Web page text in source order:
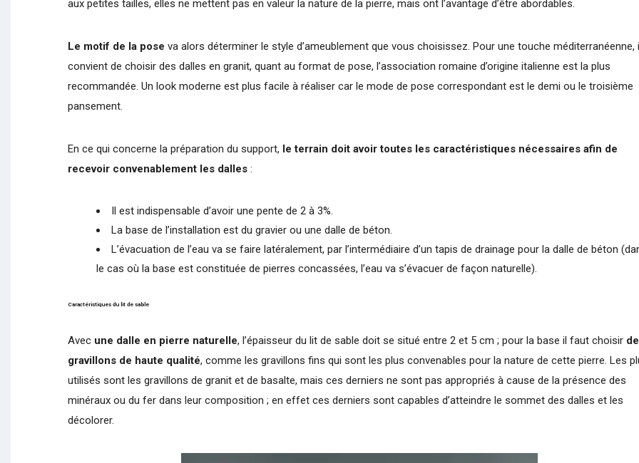
aux petites tailles, elles ne mettent pas en valeur la nature de la pierre, mais ont l’avantage d’être abordables.
Le motif de la pose va alors déterminer le style d’ameublement que vous choisissez. Pour une touche méditerranéenne,
convient de choisir des dalles en granit, quant au format de pose, l’association romaine d’origine italienne est la plus
recommandée. Un look moderne est plus facile à réaliser car le mode de pose correspondant est le demi ou le troisième
pansement.
En ce qui concerne la préparation du support, le terrain doit avoir toutes les caractéristiques nécessaires afin de
recevoir convenablement les dalles :
Il est indispensable d’avoir une pente de 2 à 3%.
La base de l’installation est du gravier ou une dalle de béton.
L’évacuation de l’eau va se faire latéralement, par l’intermédiaire d’un tapis de drainage pour la dalle de béton
le cas où la base est constituée de pierres concassées, l’eau va s’évacuer de façon naturelle).
Caractéristiques du lit de sable
Avec une dalle en pierre naturelle, l’épaisseur du lit de sable doit se situé entre 2 et 5 cm ; pour la base il faut choisir
gravillons de haute qualité, comme les gravillons fins qui sont les plus convenables pour la nature de cette pierre. Les
utilisés sont les gravillons de granit et de basalte, mais ces derniers ne sont pas appropriés à cause de la présence des
minéraux ou du fer dans leur composition ; en effet ces derniers sont capables d’atteindre le sommet des dalles et les
décolorer.